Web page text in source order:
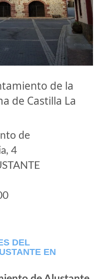
de la
de Castilla La
de
4
DEL
EN